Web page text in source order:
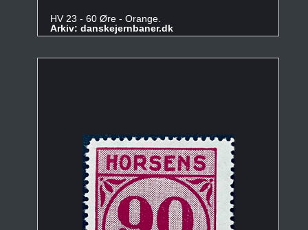
HV 23 - 60 Øre - Orange.
Arkiv: danskejernbaner.dk